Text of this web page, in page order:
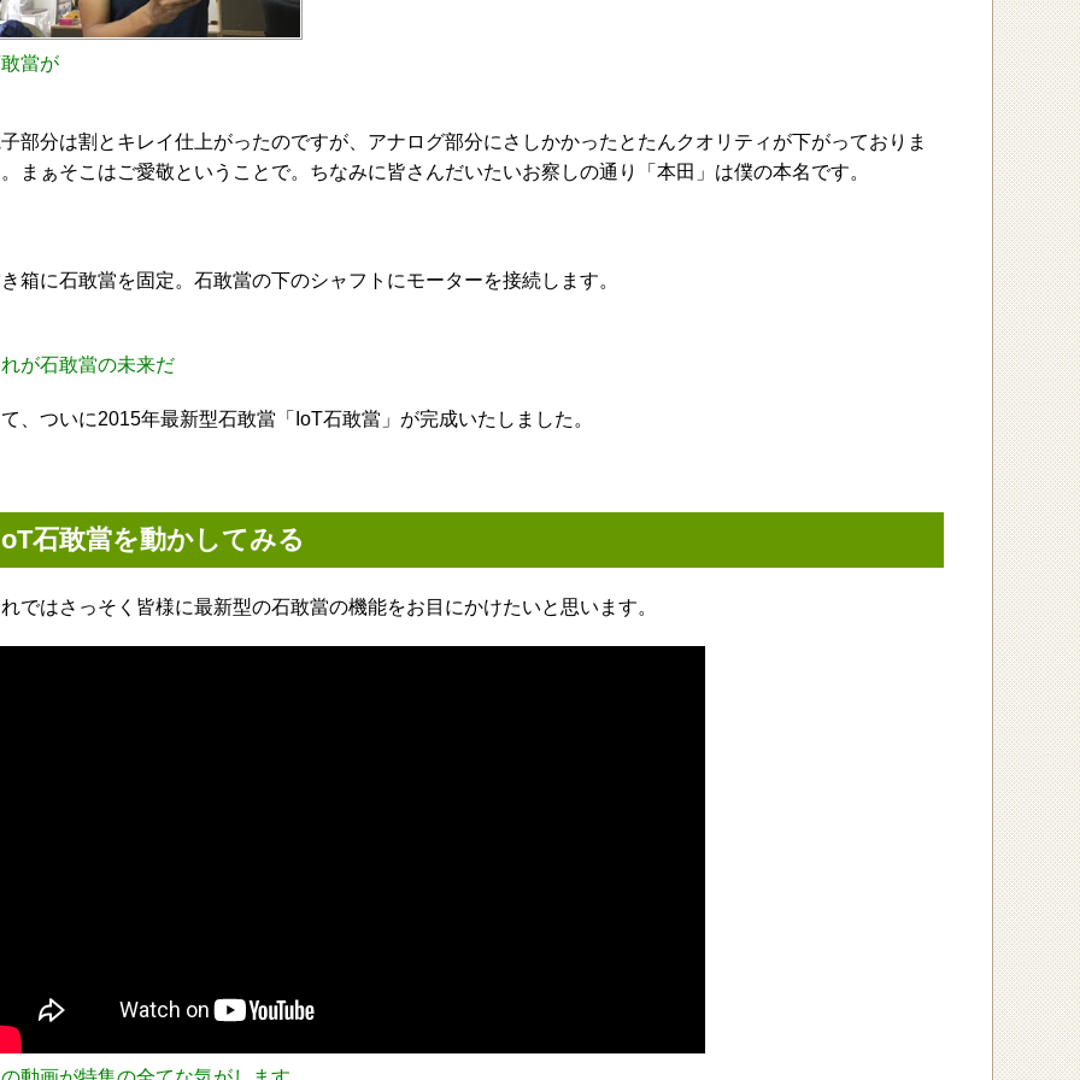
當が
部分は割とキレイ仕上がったのですが、アナログ部分にさしかかったとたんクオリティが下がっておりま
まぁそこはご愛敬ということで。ちなみに皆さんだいたいお察しの通り「本田」は僕の本名です。
箱に石敢當を固定。石敢當の下のシャフトにモーターを接続します。
が石敢當の未来だ
、ついに2015年最新型石敢當「IoT石敢當」が完成いたしました。
石敢當を動かしてみる
ではさっそく皆様に最新型の石敢當の機能をお目にかけたいと思います。